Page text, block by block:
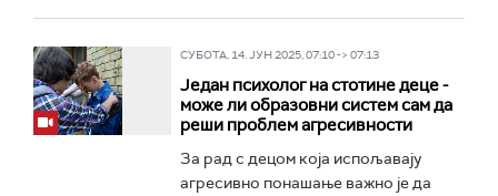
СУБОТА, 14. ЈУН 2025, 07:10 -> 07:13
Један психолог на стотине деце -
може ли образовни систем сам да
реши проблем агресивности
За рад с децом која испољавају
агресивно понашање важно је да